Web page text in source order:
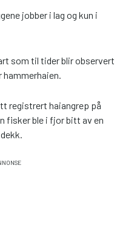
jobber i lag og kun i
som til tider blir observert
registrert haiangrep på
fisker ble i fjor bitt av en